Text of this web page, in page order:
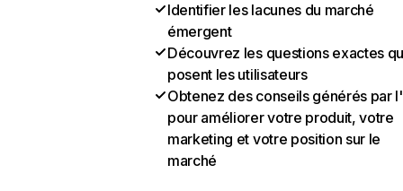
Identifier les lacunes du marché
émergent
Découvrez les questions exactes
posent les utilisateurs
Obtenez des conseils générés par
pour améliorer votre produit, votre
marketing et votre position sur le
marché